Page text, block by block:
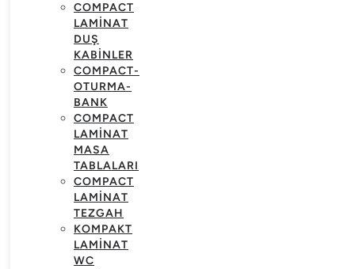
COMPACT
LAMINAT
DUŞ
KABINLER
COMPACT-
OTURMA-
BANK
COMPACT
LAMINAT
MASA
TABLALARI
COMPACT
LAMINAT
TEZGAH
KOMPAKT
LAMINAT
WC